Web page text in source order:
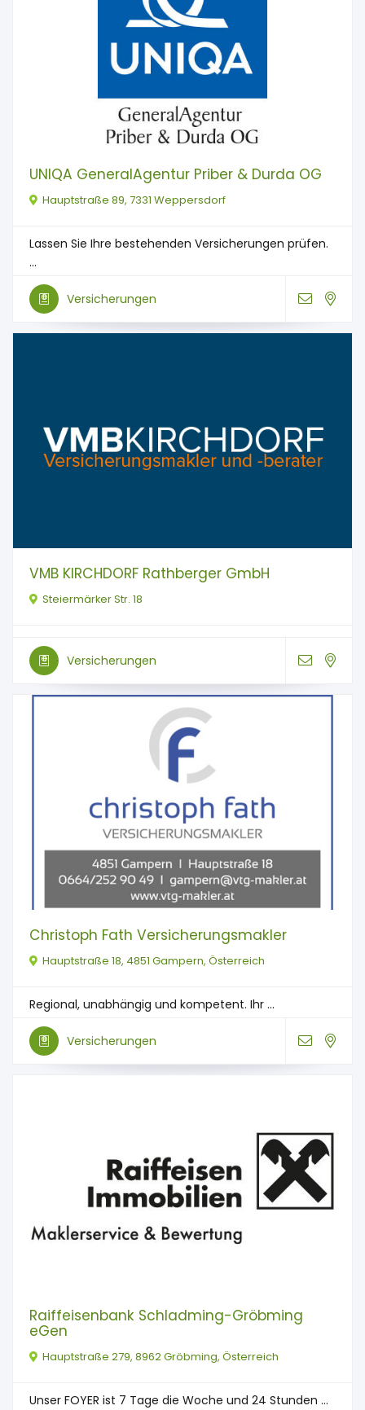
UNIQA GeneralAgentur Priber & Durda OG
Hauptstraße 89, 7331 Weppersdorf
Lassen Sie Ihre bestehenden Versicherungen prüfen.
...
Versicherungen
VMB KIRCHDORF Rathberger GmbH
Steiermärker Str. 18
Versicherungen
Christoph Fath Versicherungsmakler
Hauptstraße 18, 4851 Gampern, Österreich
Regional, unabhängig und kompetent. Ihr ...
Versicherungen
Raiffeisenbank Schladming-Gröbming
eGen
Hauptstraße 279, 8962 Gröbming, Österreich
Unser FOYER ist 7 Tage die Woche und 24 Stunden ...